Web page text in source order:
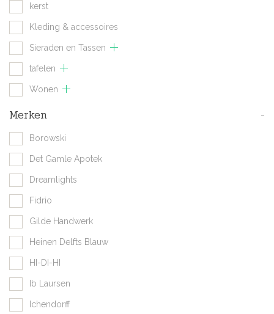
kerst
Kleding & accessoires
Sieraden en Tassen
tafelen
Wonen
Merken -
Borowski
Det Gamle Apotek
Dreamlights
Fidrio
Gilde Handwerk
Heinen Delfts Blauw
HI-DI-HI
Ib Laursen
Ichendorff